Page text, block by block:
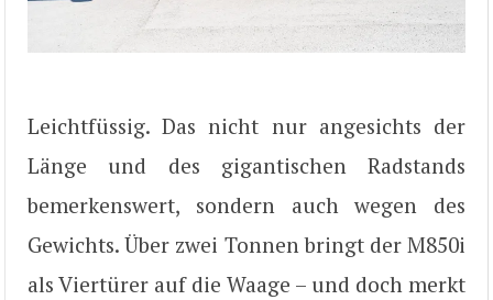
Leichtfüssig. Das nicht nur angesichts der
Länge und des gigantischen Radstands
bemerkenswert, sondern auch wegen des
Gewichts. Über zwei Tonnen bringt der M850i
als Viertürer auf die Waage – und doch merkt